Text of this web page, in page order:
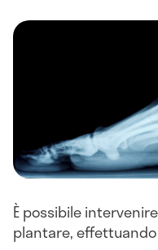
È possibile
plantare,